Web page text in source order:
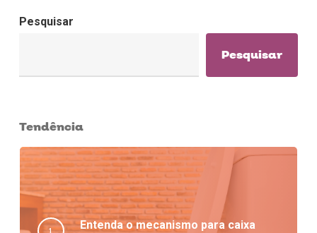
Pesquisar
Pesquisar
Tendência
Entenda o mecanismo para caixa